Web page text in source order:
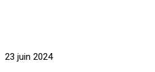
23 juin 2024